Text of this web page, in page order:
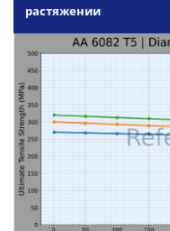
растяжении